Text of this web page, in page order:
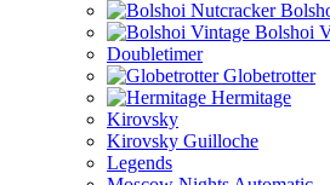
Bolshoi
Doubletimer
Globetrotter
Hermitage
Kirovsky
Kirovsky Guilloche
Legends